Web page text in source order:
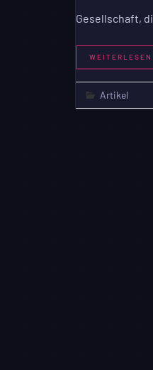
Gesellschaft,
WEITERLESEN
Artikel